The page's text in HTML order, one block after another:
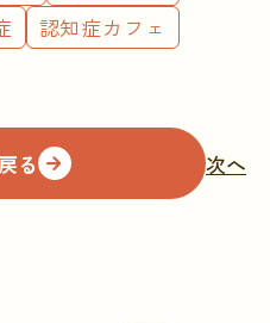
認知症カフェ
る 次へ